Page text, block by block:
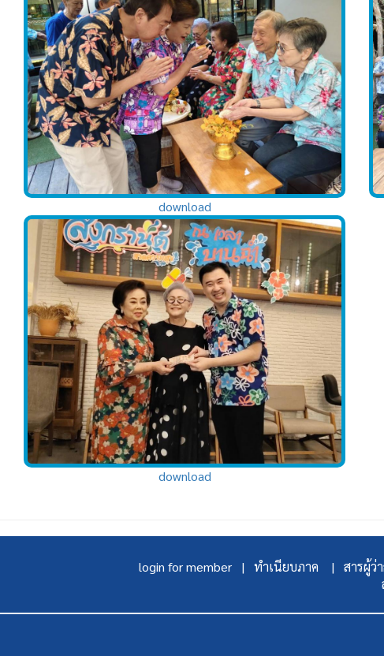
download
download
login for member | ทำเนียบภาค | สารผู้ว่